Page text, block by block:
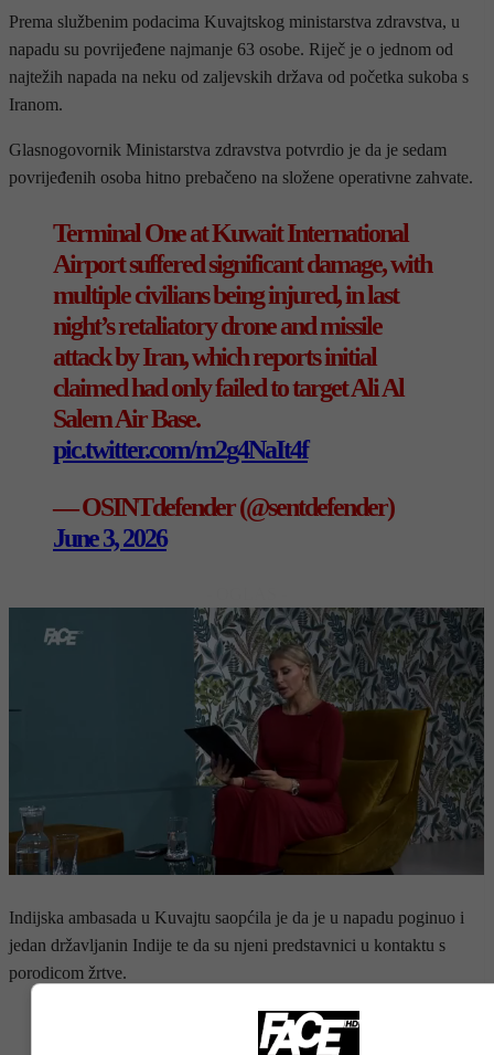
Prema službenim podacima Kuvajtskog ministarstva zdravstva, u
napadu su povrijeđene najmanje 63 osobe. Riječ je o jednom od
najtežih napada na neku od zaljevskih država od početka sukoba s
Iranom.
Glasnogovornik Ministarstva zdravstva potvrdio je da je sedam
povrijeđenih osoba hitno prebačeno na složene operativne zahvate.
Terminal One at Kuwait International
Airport suffered significant damage, with
multiple civilians being injured, in last
night’s retaliatory drone and missile
attack by Iran, which reports initial
claimed had only failed to target Ali Al
Salem Air Base.
pic.twitter.com/m2g4NaIt4f
— OSINTdefender (@sentdefender)
June 3, 2026
Indijska ambasada u Kuvajtu saopćila je da je u napadu poginuo i
jedan državljanin Indije te da su njeni predstavnici u kontaktu s
porodicom žrtve.
- OGLAS -